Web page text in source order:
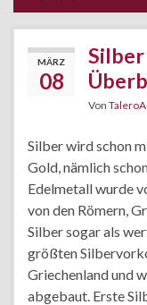
MÄRZ
08
Von
Silber wird schon
Gold, nämlich
Edelmetall wurde
von den Römern,
Silber sogar als
größten
Griechenland und
abgebaut. Erste